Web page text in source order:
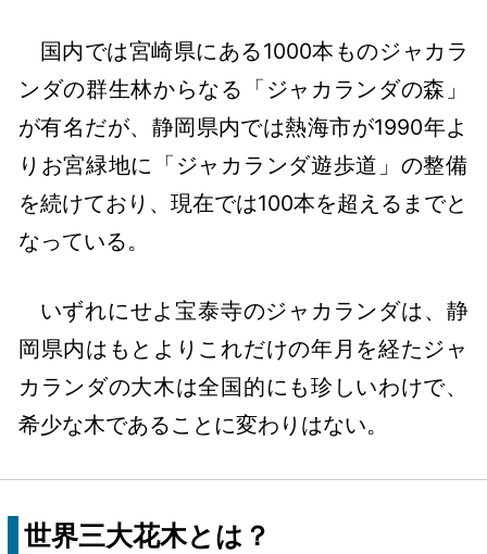
国内では宮崎県にある1000本ものジャカラ
ンダの群生林からなる「ジャカランダの森」
が有名だが、静岡県内では熱海市が1990年よ
りお宮緑地に「ジャカランダ遊歩道」の整備
を続けており、現在では100本を超えるまでと
なっている。
いずれにせよ宝泰寺のジャカランダは、静
岡県内はもとよりこれだけの年月を経たジャ
カランダの大木は全国的にも珍しいわけで、
希少な木であることに変わりはない。
世界三大花木とは？